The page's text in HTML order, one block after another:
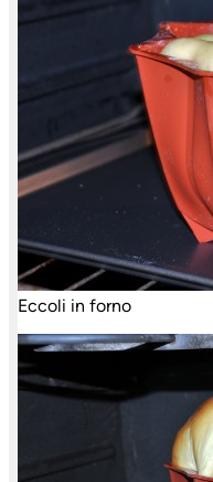
Eccoli in forno